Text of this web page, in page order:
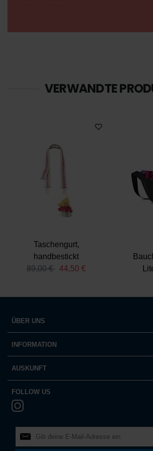
VERWANDTE
Taschengurt,
handbestickt
89,00 €
44,50 €
ÜBER UNS
INFORMATION
AUSKUNFT
FOLLOW US